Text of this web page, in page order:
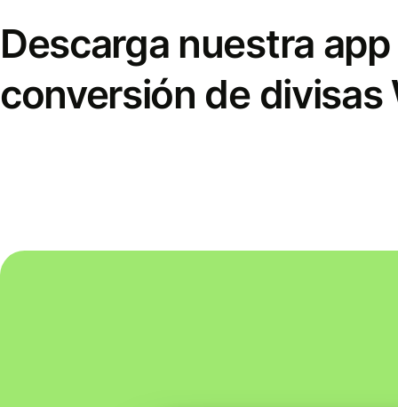
Descarga nuestra
conversión de divisas